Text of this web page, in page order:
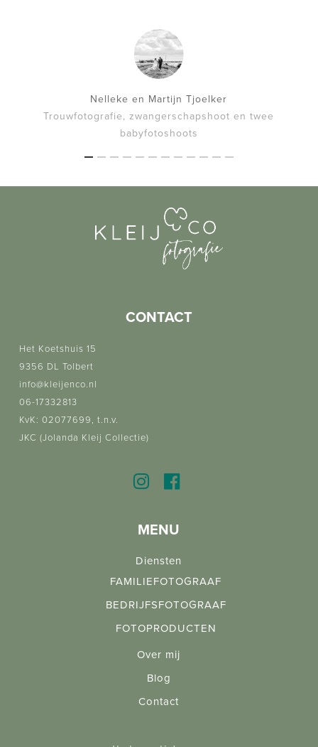
Nelleke en Martijn Tjoelker
Trouwfotografie, zwangerschapshoot en twee
babyfotoshoots
CONTACT
Het Koetshuis 15
9356 DL Tolbert
info@kleijenco.nl
06-17332813
KvK: 02077699, t.n.v.
JKC (Jolanda Kleij Collectie)
MENU
Diensten
FAMILIEFOTOGRAAF
BEDRIJFSFOTOGRAAF
FOTOPRODUCTEN
Over mij
Blog
Contact